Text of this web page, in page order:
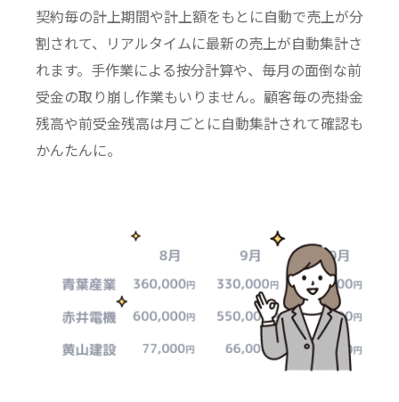
契約毎の計上期間や計上額をもとに自動で売上が分
割されて、リアルタイムに最新の売上が自動集計さ
れます。手作業による按分計算や、毎月の面倒な前
受金の取り崩し作業もいりません。顧客毎の売掛金
残高や前受金残高は月ごとに自動集計されて確認も
かんたんに。